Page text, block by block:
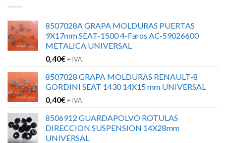
8507028A GRAPA MOLDURAS PUERTAS
9X17mm SEAT-1500 4-Faros AC-59026600
METALICA UNIVERSAL
0,40€+ IVA
8507028 GRAPA MOLDURAS RENAULT-8
GORDINI SEAT 1430 14X15 mm UNIVERSAL
0,40€+ IVA
8506912 GUARDAPOLVO ROTULAS
DIRECCION SUSPENSION 14X28mm
UNIVERSAL